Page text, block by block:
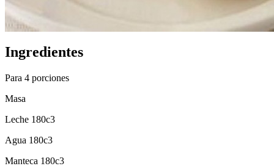
Ingredientes
Para 4 porciones
Masa
Leche 180c3
Agua 180c3
Manteca 180c3